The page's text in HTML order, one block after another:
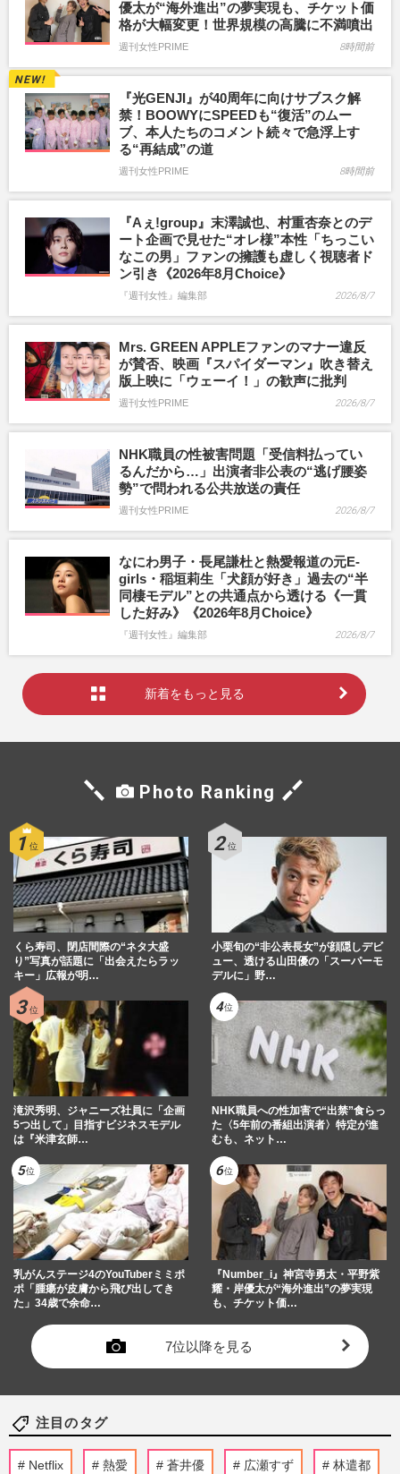
優太が“海外進出”の夢実現も、チケット価
格が大幅変更！世界規模の高騰に不満噴出
週刊女性PRIME 8時間前
『光GENJI』が40周年に向けサブスク解
禁！BOOWYにSPEEDも“復活”のムー
ブ、本人たちのコメント続々で急浮上す
る“再結成”の道
週刊女性PRIME 8時間前
『Aぇ!group』末澤誠也、村重杏奈とのデ
ート企画で見せた“オレ様”本性「ちっこい
なこの男」ファンの擁護も虚しく視聴者ド
ン引き《2026年8月Choice》
『週刊女性』編集部 2026/8/7
Mrs. GREEN APPLEファンのマナー違反
が賛否、映画『スパイダーマン』吹き替え
版上映に「ウェーイ！」の歓声に批判
週刊女性PRIME 2026/8/7
NHK職員の性被害問題「受信料払ってい
るんだから…」出演者非公表の“逃げ腰姿
勢”で問われる公共放送の責任
週刊女性PRIME 2026/8/7
なにわ男子・長尾謙杜と熱愛報道の元E-
girls・稲垣莉生「犬顔が好き」過去の“半
同棲モデル”との共通点から透ける《一貫
した好み》《2026年8月Choice》
『週刊女性』編集部 2026/8/7
新着をもっと見る
Photo Ranking
くら寿司、閉店間際の“ネタ大盛
り”写真が話題に「出会えたらラッ
キー」広報が明…
小栗旬の“非公表長女”が顔隠しデビ
ュー、透ける山田優の「スーパーモ
デルに」野…
滝沢秀明、ジャニーズ社員に「企画
5つ出して」目指すビジネスモデル
は『米津玄師…
NHK職員への性加害で“出禁”食らっ
た〈5年前の番組出演者〉特定が進
むも、ネット…
乳がんステージ4のYouTuberミミポ
ポ「腫瘍が皮膚から飛び出してき
た」34歳で余命…
『Number_i』神宮寺勇太・平野紫
耀・岸優太が“海外進出”の夢実現
も、チケット価…
7位以降を見る
注目のタグ
Netflix 熱愛 蒼井優 広瀬すず 林遣都